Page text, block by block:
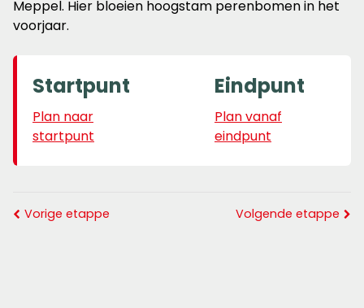
Meppel. Hier bloeien hoogstam perenbomen in het
voorjaar.
Startpunt
Plan naar
startpunt
Eindpunt
Plan vanaf
eindpunt
Vorige etappe Volgende etappe